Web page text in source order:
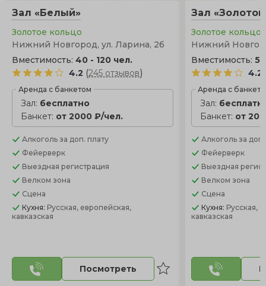
Зал «Белый»
Золотое кольцо
Нижний Новгород, ул. Ларина, 2б
Вместимость: 40 - 120 чел.
4.2 (245 отзывов)
Аренда с банкетом
Зал: бесплатно
Банкет: от 2000 ₽/чел.
Алкоголь за доп. плату
Фейерверк
Выездная регистрация
Велком зона
Сцена
Кухня: Русская, европейская,
кавказская
Посмотреть
Зал
Золотое кольцо
Нижний
Вместимость:
4.2
Аренда с
Зал:
Банкет: от
Алкоголь за
Фейерверк
Выездная
Велком зона
Сцена
Кухня: Русская,
кавказская